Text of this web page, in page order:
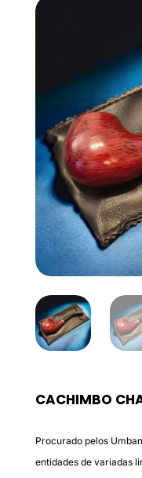
CACHIMBO
Procurado pelos
entidades de variadas